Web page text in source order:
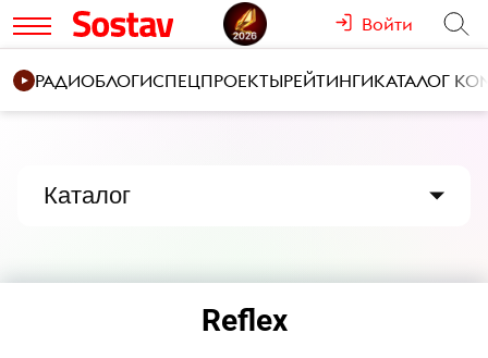
Войти
РАДИОБЛОГИСПЕЦПРОЕКТЫРЕЙТИНГИКАТАЛОГ
Каталог
Reflex